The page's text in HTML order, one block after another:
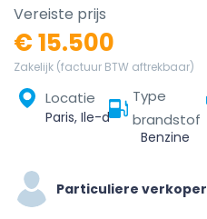
Vereiste prijs
€ 15.500
Zakelijk (factuur BTW aftrekbaar)
Locatie
Paris, Ile-de-France, Metropolitan France, France
Type
brandstof
Benzine
Particuliere verkoper